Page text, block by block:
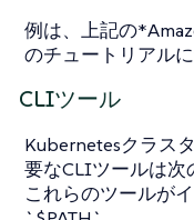
例は、上記の
のチュートリアル
CLIツール
Kubernetesクラス
要なCLIツールは次
これらのツールが